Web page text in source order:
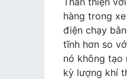
hàng trong
điện chạy
tĩnh hơn so
nó không tạo
kỳ lượng khí